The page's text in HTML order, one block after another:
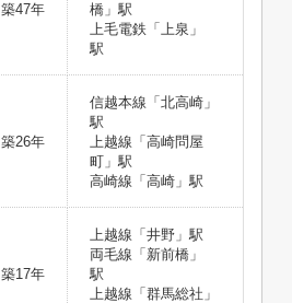
築47年
橋」駅
上毛電鉄「上泉」
駅
築26年
信越本線「北高崎」
駅
上越線「高崎問屋
町」駅
高崎線「高崎」駅
築17年
上越線「井野」駅
両毛線「新前橋」
駅
上越線「群馬総社」